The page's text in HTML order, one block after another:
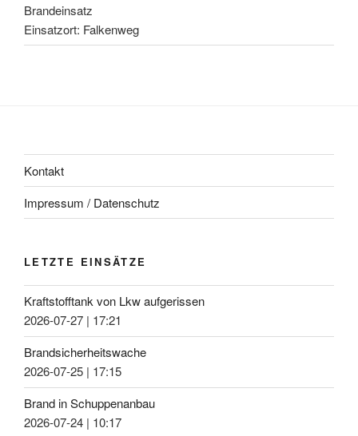
Brandeinsatz
Einsatzort: Falkenweg
Kontakt
Impressum / Datenschutz
LETZTE EINSÄTZE
Kraftstofftank von Lkw aufgerissen
2026-07-27 | 17:21
Brandsicherheitswache
2026-07-25 | 17:15
Brand in Schuppenanbau
2026-07-24 | 10:17